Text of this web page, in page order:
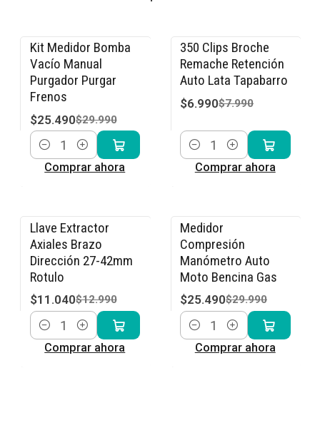
-15% OFF
Kit Medidor Bomba
Vacío Manual
Purgador Purgar
Frenos
$25.490$29.990
Cantidad
Comprar ahora
-13% OFF
350 Clips Broche
Remache Retención
Auto Lata Tapabarro
$6.990$7.990
Cantidad
Comprar ahora
-15% OFF
Llave Extractor
Axiales Brazo
Dirección 27-42mm
Rotulo
$11.040$12.990
Cantidad
Comprar ahora
-15% OFF
Medidor
Compresión
Manómetro Auto
Moto Bencina Gas
$25.490$29.990
Cantidad
Comprar ahora